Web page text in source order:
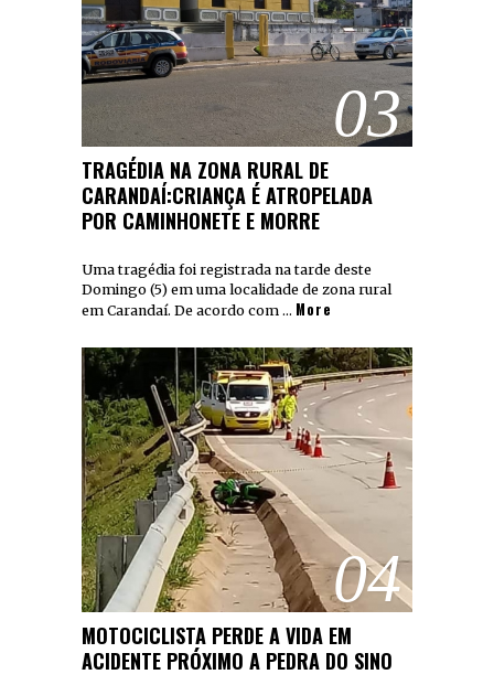
03
TRAGÉDIA NA ZONA RURAL DE
CARANDAÍ:CRIANÇA É ATROPELADA
POR CAMINHONETE E MORRE
Uma tragédia foi registrada na tarde deste
Domingo (5) em uma localidade de zona rural
em Carandaí. De acordo com … More
04
MOTOCICLISTA PERDE A VIDA EM
ACIDENTE PRÓXIMO A PEDRA DO SINO